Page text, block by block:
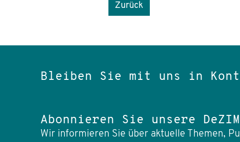
Zurück
Bleiben Sie mit uns in
Abonnieren Sie unsere
Wir informieren Sie über aktuelle Themen,